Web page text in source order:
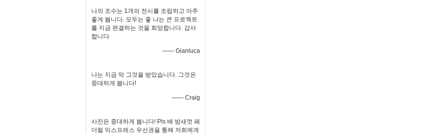
나의 조수는 1개의 전시를 조립하고 아주
좋게 봅니다. 모두는 좋 나는 큰 프로젝트
를 지금 완결하는 것을 희망합니다. 감사
합니다
—— Gianluca
나는 지금 막 그것을 받았습니다. 그것은
중대하게 봅니다!
—— Craig
사진은 중대하게 봅니다! Pls 배 밤새껏 페
더럴 익스프레스 우선권을 통해 저희에게